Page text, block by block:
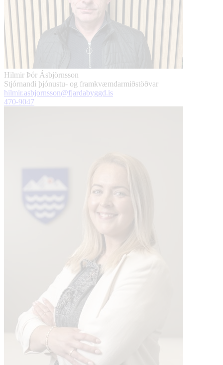
Hilmir Þór Ásbjörnsson
Stjórnandi þjónustu- og framkvæmdarmiðstöðvar
hilmir.asbjornsson@fjardabyggd.is
470-9047